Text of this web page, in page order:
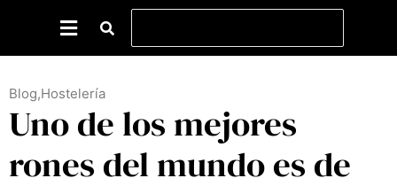
Blog,Hostelería
Uno de los mejores
rones del mundo es de